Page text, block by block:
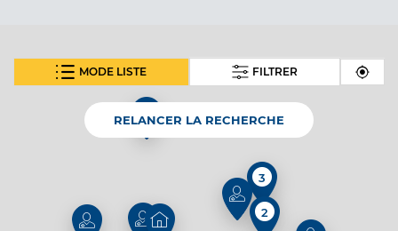
MODE LISTE FILTRER
En fonction de votre recherche nous vous proposons 1
carte(s) thématique(s)
Annuaire de l'accessibilité des cabinets
Carte thématique
2
3
RELANCER LA RECHERCHE